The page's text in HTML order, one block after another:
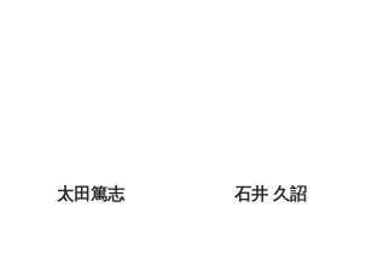
太田篤志 石井 久詔